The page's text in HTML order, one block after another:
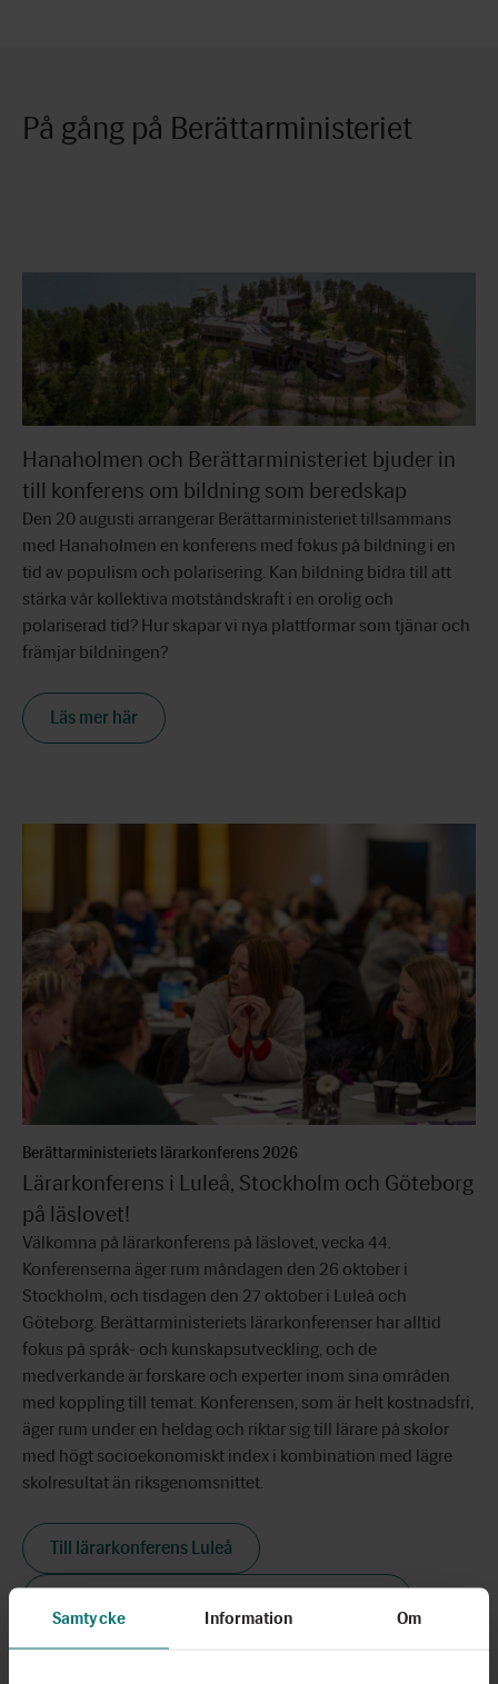
Samtycke Information Om
På gång på Berättarministeriet
Hanaholmen och Berättarministeriet bjuder in
till konferens om bildning som beredskap
Den 20 augusti arrangerar Berättarministeriet tillsammans
med Hanaholmen en konferens med fokus på bildning i en
tid av populism och polarisering. Kan bildning bidra till att
stärka vår kollektiva motståndskraft i en orolig och
polariserad tid? Hur skapar vi nya plattformar som tjänar och
främjar bildningen?
Läs mer här
Berättarministeriets lärarkonferens 2026
Lärarkonferens i Luleå, Stockholm och Göteborg
på läslovet!
Välkomna på lärarkonferens på läslovet, vecka 44.
Konferenserna äger rum måndagen den 26 oktober i
Stockholm, och tisdagen den 27 oktober i Luleå och
Göteborg. Berättarministeriets lärarkonferenser har alltid
fokus på språk- och kunskapsutveckling, och de
medverkande är forskare och experter inom sina områden
med koppling till temat. Konferensen, som är helt kostnadsfri,
äger rum under en heldag och riktar sig till lärare på skolor
med högt socioekonomiskt index i kombination med lägre
skolresultat än riksgenomsnittet.
Till lärarkonferens Luleå